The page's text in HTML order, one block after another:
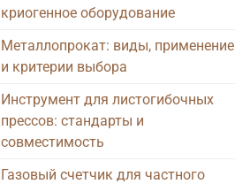
криогенное оборудование
Металлопрокат: виды, применение
и критерии выбора
Инструмент для листогибочных
прессов: стандарты и
совместимость
Газовый счетчик для частного